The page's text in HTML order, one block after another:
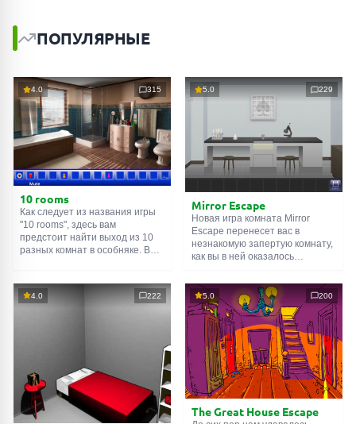
ПОПУЛЯРНЫЕ
4.0 315
10 rooms
Как следует из названия игры
"10 rooms", здесь вам
предстоит найти выход из 10
разных комнат в особняке. В
их, чтобы выйти. Выход из
одной комнаты является
5.0 229
Mirror Escape
Новая игра комната Mirror
Escape перенесет вас в
незнакомую запертую комнату,
как вы в ней оказалось
смекалки попробуйте решить
все, приготовленные авторами
для вас, головоломки и найти
выход на свободу.
Внимательно осмотрите
помещение, возможно вы
сможете найти какие-нибудь
подсказки. Желаем удачи!
4.0 222 5.0 200
The Great House Escape